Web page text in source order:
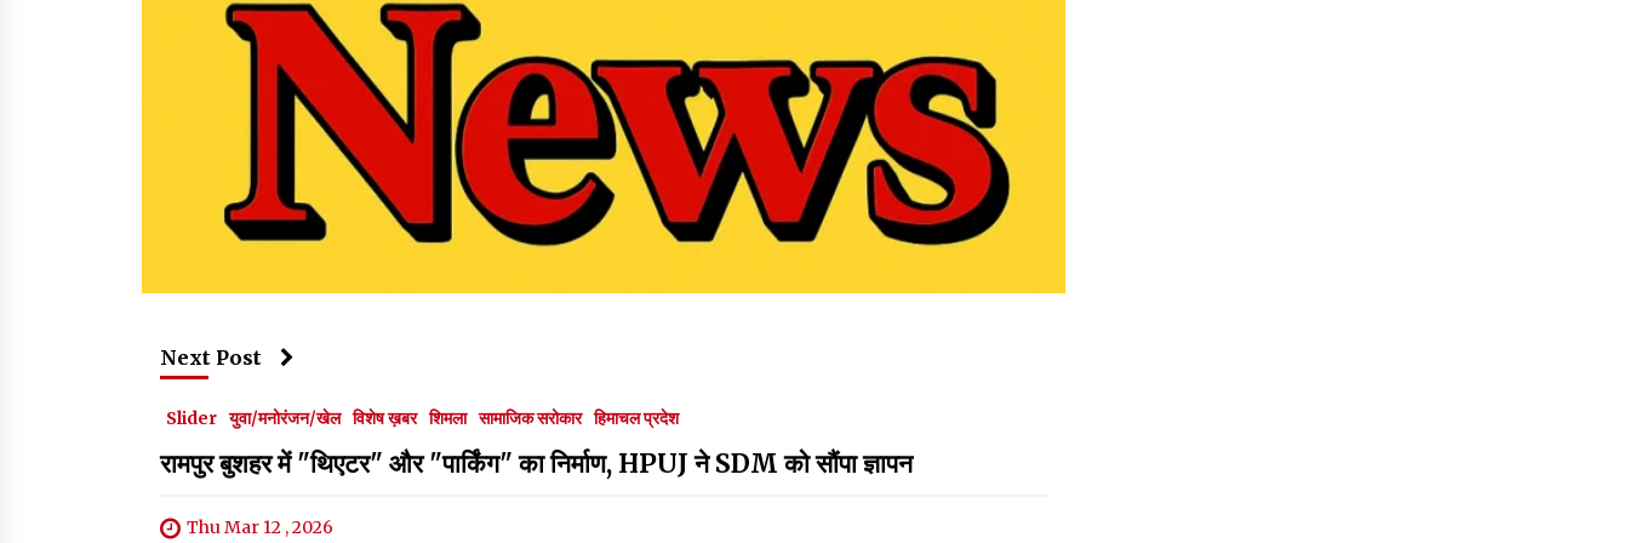
Next Post
Slider युवा/मनोरंजन/खेल विशेष ख़बर शिमला सामाजिक सरोकार हिमाचल प्रदेश
रामपुर बुशहर में "थिएटर" और "पार्किंग" का निर्माण, HPUJ ने SDM को सौंपा ज्ञापन
Thu Mar 12 , 2026